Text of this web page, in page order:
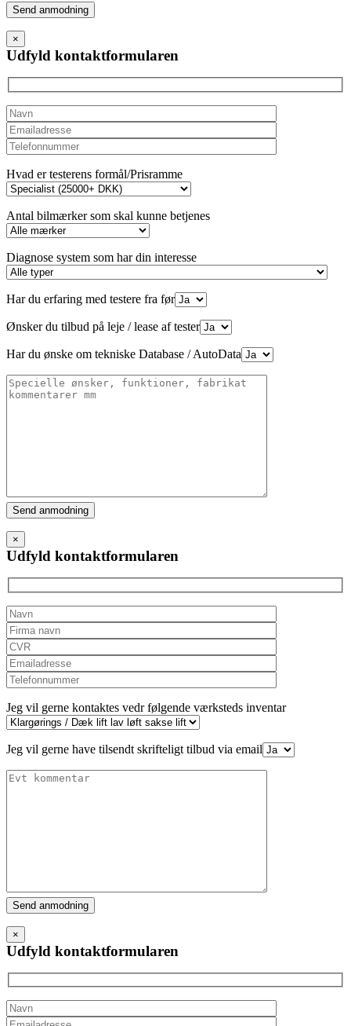
Please
leave
this
field
empty.
×
Udfyld kontaktformularen
Hvad er testerens formål/Prisramme
Antal bilmærker som skal kunne betjenes
Diagnose system som har din interesse
Har du erfaring med testere fra før
Ønsker du tilbud på leje / lease af tester
Har du ønske om tekniske Database / AutoData
Please
leave
this
field
empty.
×
Udfyld kontaktformularen
Jeg vil gerne kontaktes vedr følgende værksteds inventar
Jeg vil gerne have tilsendt skrifteligt tilbud via email
Please
leave
this
field
empty.
×
Udfyld kontaktformularen